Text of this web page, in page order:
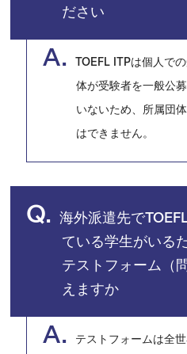
ださい
A.
TOEFL ITPは個人で
体が受験者を一般公
いないため、所属団
はできません。
Q. 海外派遣先で
ている学生がいる
テストフォーム（
えますか
A.
テストフォームは全